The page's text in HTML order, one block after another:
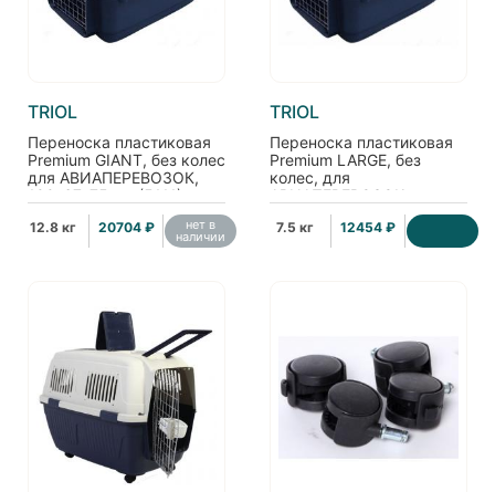
TRIOL
Переноска пластиковая
Premium GIANT, без колес
для АВИАПЕРЕВОЗОК,
100*67*75 см (5111)
12.8 кг 20704 ₽ нет в
наличии
TRIOL
Переноска пластиковая
Premium LARGE, без
колес, для
АВИАПЕРЕВОЗОК,
80*56*59 см (5107)
7.5 кг 12454 ₽